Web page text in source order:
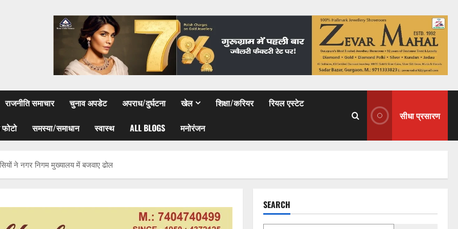
राजनीति समाचार चुनाव अपडेट अपराध/दुर्घटना खेल शिक्षा/करियर रियल एस्टेट
समस्या/समाधान स्वास्थ ALL BLOGS मनोरंजन
सीधा प्रसारण
ने नगर निगम मुख्यालय में बजवाए ढोल
SEARCH